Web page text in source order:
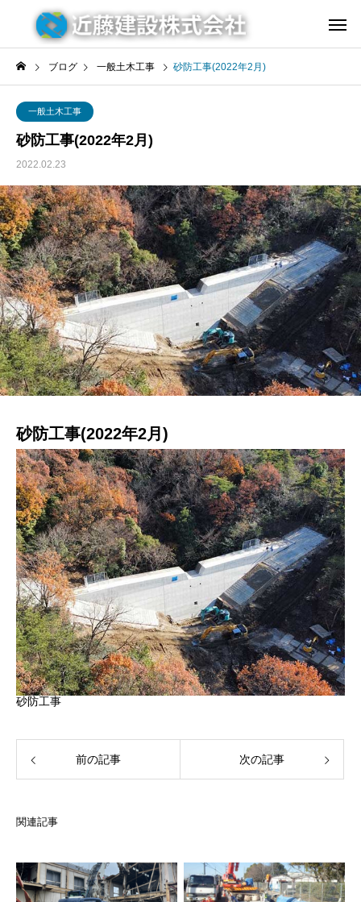
ブログ 一般土木工事 砂防工事(2022年2月)
一般土木工事
砂防工事(2022年2月)
2022.02.23
砂防工事(2022年2月)
砂防工事
前の記事 次の記事
関連記事